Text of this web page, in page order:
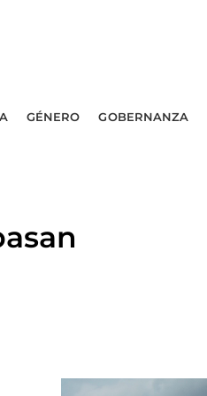
GÉNERO GOBERNANZA